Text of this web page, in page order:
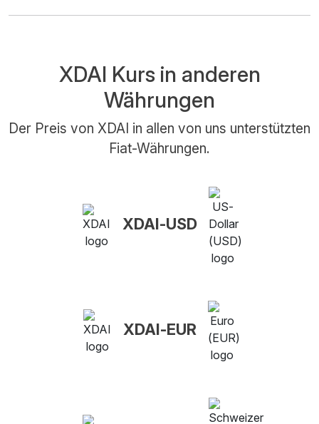
XDAI Kurs in anderen
Währungen
Der Preis von XDAI in allen von uns unterstützten
Fiat-Währungen.
XDAI-USD
XDAI-EUR